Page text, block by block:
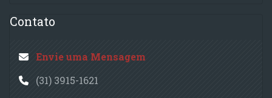
Contato
Envie uma Mensagem
(31) 3915-1621